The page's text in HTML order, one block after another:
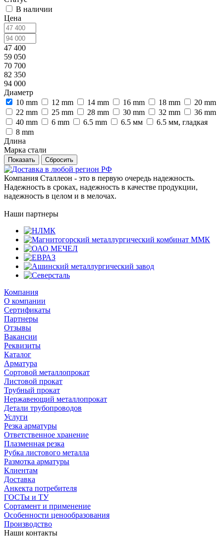
В наличии
Цена
47 400
59 050
70 700
82 350
94 000
Диаметр
10 mm
12 mm 14 mm 16 mm 18 mm
20 mm
22 mm
25 mm 28 mm 30 mm 32 mm
36 mm
40 mm
6 mm 6.5 mm 6.5 мм
6.5 мм, гладкая
8 mm
Длина
Марка стали
Сбросить
Компания Сталлеон - это в первую очередь надежность.
Надежность в сроках, надежность в качестве продукции,
надежность в целом и в мелочах.
Наши партнеры
Компания
О компании
Сертификаты
Партнеры
Отзывы
Вакансии
Реквизиты
Каталог
Арматура
Сортовой металлопрокат
Листовой прокат
Трубный прокат
Нержавеющий металлопрокат
Детали трубопроводов
Услуги
Резка арматуры
Ответственное хранение
Плазменная резка
Рубка листового металла
Размотка арматуры
Клиентам
Доставка
Анкекта потребителя
ГОСТы и ТУ
Сортамент и применение
Особенности ценообразования
Производство
Наши контакты